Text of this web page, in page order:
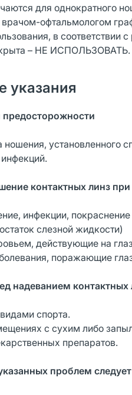
для однократного
офтальмологом
в
– НЕ ИСПОЛЬЗОВАТЬ.
указания
установленного
контактных линз
инфекции, покраснение
слезной жидкости)
действующие на
поражающие
надеванием
спорта.
с сухим либо
препаратов.
проблем